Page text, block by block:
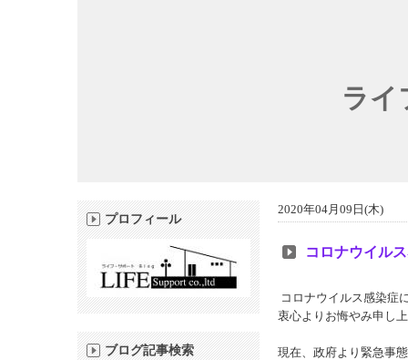
ライ
2020年04月09日(木)
コロナウイル
コロナウイルス感染症
衷心よりお悔やみ申し
現在、政府より緊急事
プロフィール
ブログ記事検索